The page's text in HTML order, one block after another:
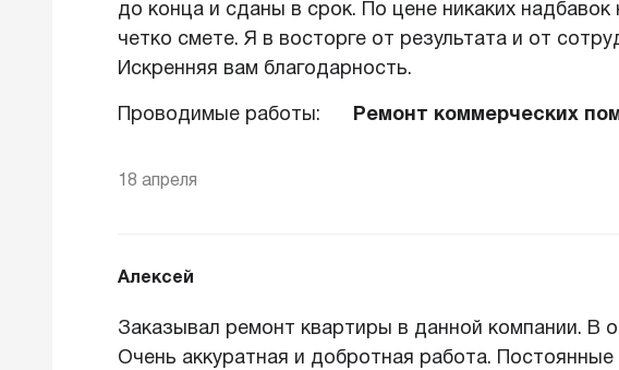
до конца и сданы в срок. По цене никаких надбавок
четко смете. Я в восторге от результата и от
Искренняя вам благодарность.
Проводимые работы: Ремонт коммерческих
18 апреля
Алексей
Заказывал ремонт квартиры в данной компании. В
Очень аккуратная и добротная работа.